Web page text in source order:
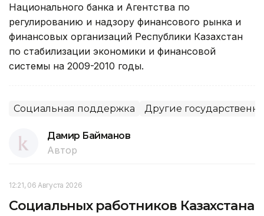
Национального банка и Агентства по
регулированию и надзору финансового рынка и
финансовых организаций Республики Казахстан
по стабилизации экономики и финансовой
системы на 2009-2010 годы.
Социальная поддержка Другие
Дамир Байманов
Автор
12:21, 06 Августа 2026
Социальных работников Казахстана